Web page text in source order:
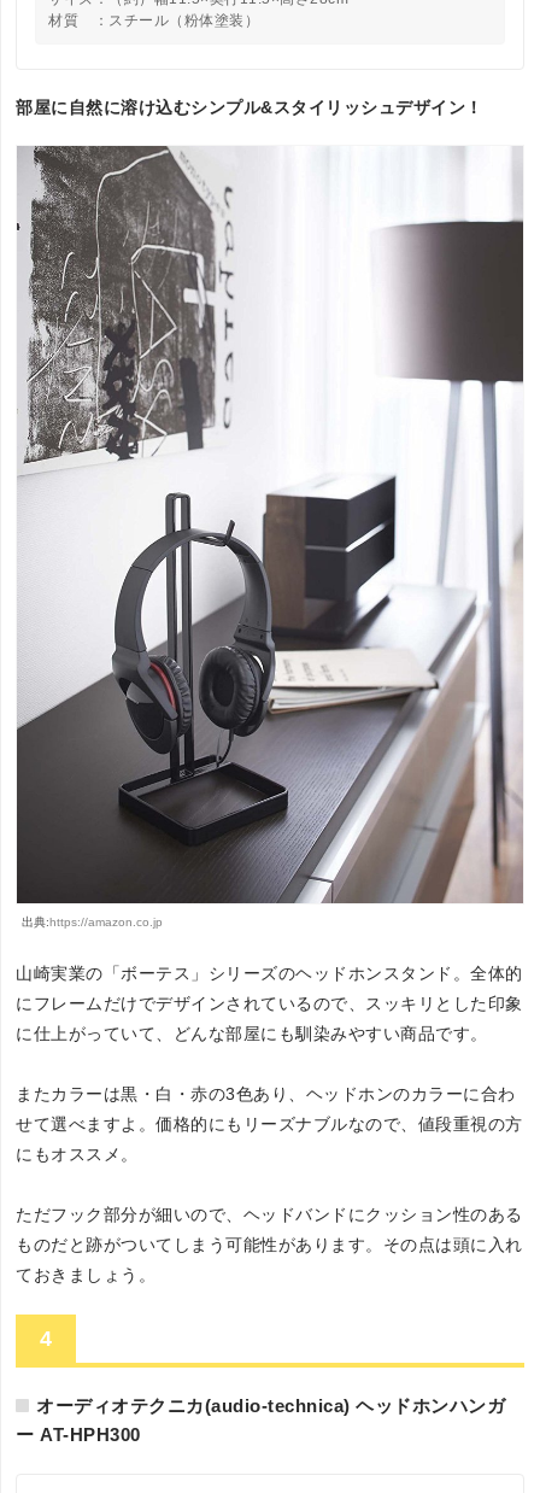
材質 ：スチール（粉体塗装）
部屋に自然に溶け込むシンプル&スタイリッシュデザイン！
出典: https://amazon.co.jp
山崎実業の「ボーテス」シリーズのヘッドホンスタンド。全体的
にフレームだけでデザインされているので、スッキリとした印象
に仕上がっていて、どんな部屋にも馴染みやすい商品です。
またカラーは黒・白・赤の3色あり、ヘッドホンのカラーに合わ
せて選べますよ。価格的にもリーズナブルなので、値段重視の方
にもオススメ。
ただフック部分が細いので、ヘッドバンドにクッション性のある
ものだと跡がついてしまう可能性があります。その点は頭に入れ
ておきましょう。
4
オーディオテクニカ(audio-technica) ヘッドホンハンガ
ー AT-HPH300